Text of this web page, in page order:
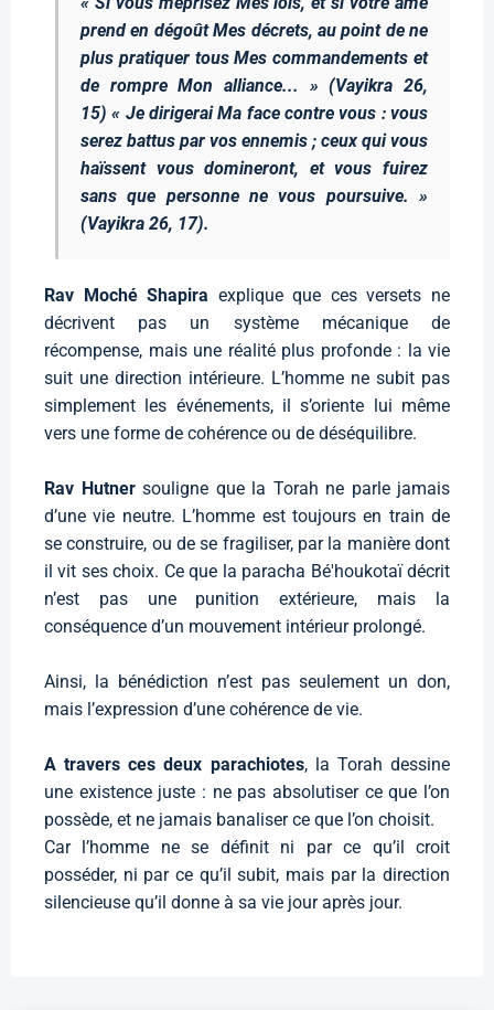
prend en dégoût Mes décrets, au point de ne
plus pratiquer tous Mes commandements et
de rompre Mon alliance... » (Vayikra 26,
15)« Je dirigerai Ma face contre vous : vous
serez battus par vos ennemis ; ceux qui vous
haïssent vous domineront, et vous fuirez
sans que personne ne vous poursuive. »
(Vayikra 26, 17).
Rav Moché Shapira explique que ces versets ne
décrivent pas un système mécanique de
récompense, mais une réalité plus profonde : la vie
suit une direction intérieure. L’homme ne subit pas
simplement les événements, il s’oriente lui même
vers une forme de cohérence ou de déséquilibre.
Rav Hutnersouligne que la Torah ne parle jamais
d’une vie neutre. L’homme est toujours en train de
se construire, ou de se fragiliser, par la manière dont
il vit ses choix. Ce que la paracha Bé'houkotaï décrit
n’est pas une punition extérieure, mais la
conséquence d’un mouvement intérieur prolongé.
Ainsi, la bénédiction n’est pas seulement un don,
mais l’expression d’une cohérence de vie.
A travers ces deux parachiotes, la Torah dessine
une existence juste : ne pas absolutiser ce que l’on
possède, et ne jamais banaliser ce que l’on choisit.
Car l’homme ne se définit ni par ce qu’il croit
posséder, ni par ce qu’il subit, mais par la direction
silencieuse qu’il donne à sa vie jour après jour.